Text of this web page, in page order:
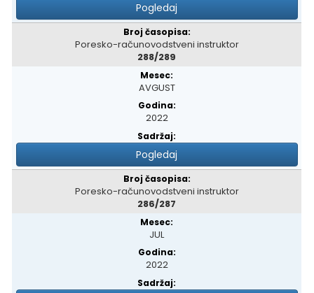
Pogledaj
Poresko-računovodstveni instruktor
288/289
AVGUST
2022
Pogledaj
Poresko-računovodstveni instruktor
286/287
JUL
2022